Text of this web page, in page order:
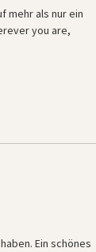
mehr als nur ein
you are,
Ein schönes